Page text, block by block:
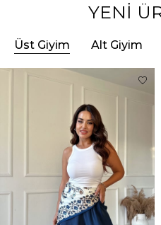
YENİ
Üst Giyim Alt Giyim